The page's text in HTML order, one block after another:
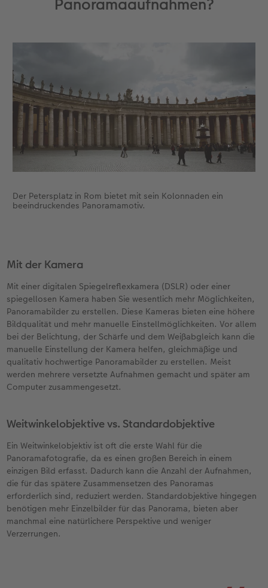
Panoramaaufnahmen?
Der Petersplatz in Rom bietet mit sein Kolonnaden ein
beeindruckendes Panoramamotiv.
Mit der Kamera
Mit einer digitalen Spiegelreflexkamera (DSLR) oder einer
spiegellosen Kamera haben Sie wesentlich mehr Möglichkeiten,
Panoramabilder zu erstellen. Diese Kameras bieten eine höhere
Bildqualität und mehr manuelle Einstellmöglichkeiten. Vor allem
bei der Belichtung, der Schärfe und dem Weißabgleich kann die
manuelle Einstellung der Kamera helfen, gleichmäßige und
qualitativ hochwertige Panoramabilder zu erstellen. Meist
werden mehrere versetzte Aufnahmen gemacht und später am
Computer zusammengesetzt.
Weitwinkelobjektive vs. Standardobjektive
Ein Weitwinkelobjektiv ist oft die erste Wahl für die
Panoramafotografie, da es einen großen Bereich in einem
einzigen Bild erfasst. Dadurch kann die Anzahl der Aufnahmen,
die für das spätere Zusammensetzen des Panoramas
erforderlich sind, reduziert werden. Standardobjektive hingegen
benötigen mehr Einzelbilder für das Panorama, bieten aber
manchmal eine natürlichere Perspektive und weniger
Verzerrungen.